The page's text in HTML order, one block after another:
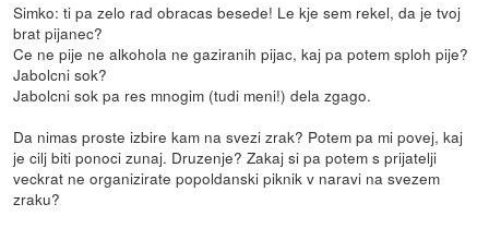
Simko: ti pa zelo rad obracas besede! Le kje sem rekel, da je tvoj
brat pijanec?
Ce ne pije ne alkohola ne gaziranih pijac, kaj pa potem sploh pije?
Jabolcni sok?
Jabolcni sok pa res mnogim (tudi meni!) dela zgago.
Da nimas proste izbire kam na svezi zrak? Potem pa mi povej, kaj
je cilj biti ponoci zunaj. Druzenje? Zakaj si pa potem s prijatelji
veckrat ne organizirate popoldanski piknik v naravi na svezem
zraku?